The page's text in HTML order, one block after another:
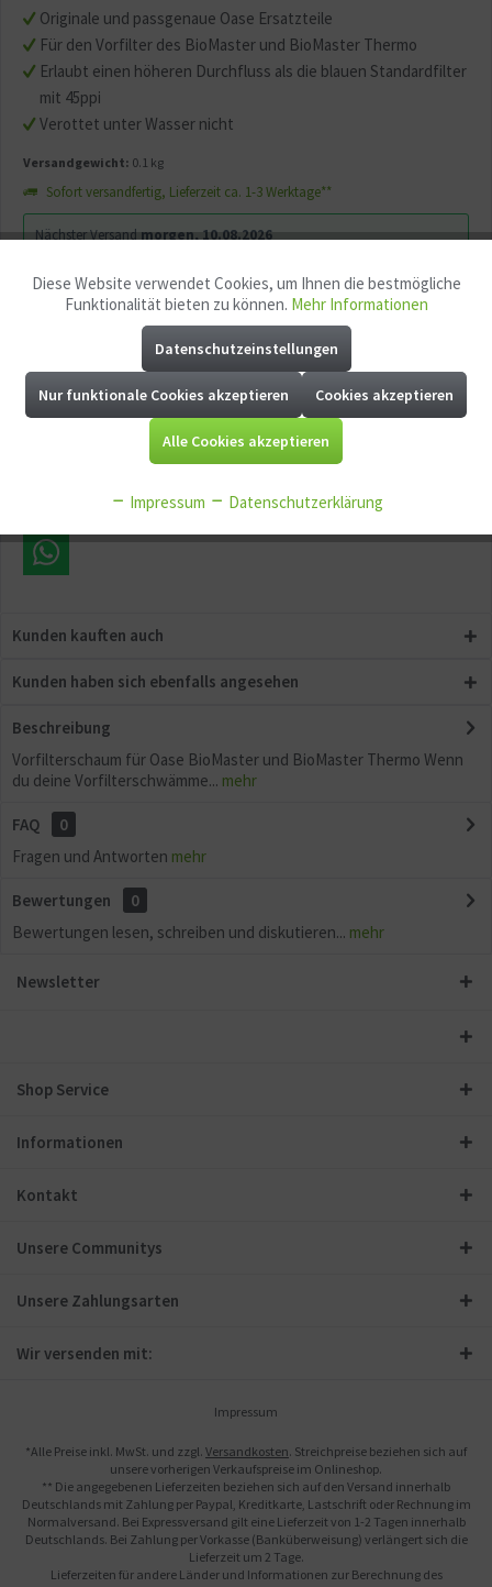
Originale und passgenaue Oase Ersatzteile
Für den Vorfilter des BioMaster und BioMaster Thermo
Erlaubt einen höheren Durchfluss als die blauen Standardfilter
mit 45ppi
Verottet unter Wasser nicht
Versandgewicht: 0.1 kg
Sofort versandfertig, Lieferzeit ca. 1-3 Werktage**
Nächster Versand morgen, 10.08.2026
In denWarenkorb
Merken Fragen zum Artikel?
Kunden kauften auch
Kunden haben sich ebenfalls angesehen
Beschreibung
Vorfilterschaum für Oase BioMaster und BioMaster Thermo Wenn
du deine Vorfilterschwämme... mehr
FAQ
0
Fragen und Antworten mehr
Bewertungen
0
Bewertungen lesen, schreiben und diskutieren... mehr
Newsletter
Shop Service
Informationen
Kontakt
Unsere Communitys
Unsere Zahlungsarten
Wir versenden mit:
Impressum
*Alle Preise inkl. MwSt. und zzgl. Versandkosten. Streichpreise beziehen sich auf
unsere vorherigen Verkaufspreise im Onlineshop.
** Die angegebenen Lieferzeiten beziehen sich auf den Versand innerhalb
Deutschlands mit Zahlung per Paypal, Kreditkarte, Lastschrift oder Rechnung im
Normalversand. Bei Expressversand gilt eine Lieferzeit von 1-2 Tagen innerhalb
Deutschlands. Bei Zahlung per Vorkasse (Banküberweisung) verlängert sich die
Lieferzeit um 2 Tage.
Lieferzeiten für andere Länder und Informationen zur Berechnung des
Funktionale Aktiv
Tracking Aktiv
Sonstige
Diese Website verwendet Cookies, um Ihnen die bestmögliche
Funktionalität bieten zu können. Mehr Informationen
Datenschutzeinstellungen
Nur funktionale Cookies akzeptieren Cookies akzeptieren
Alle Cookies akzeptieren
Impressum Datenschutzerklärung